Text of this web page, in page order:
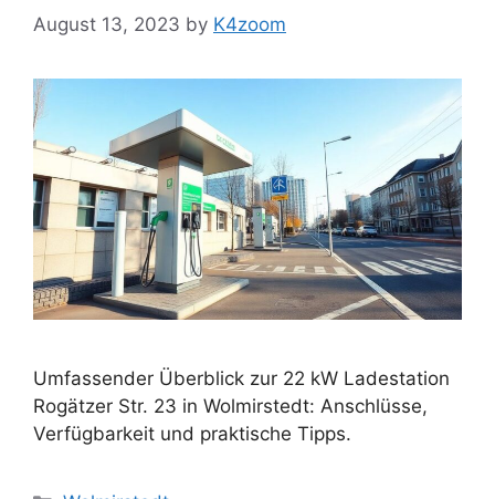
August 13, 2023 by K4zoom
Umfassender Überblick zur 22 kW Ladestation
Rogätzer Str. 23 in Wolmirstedt: Anschlüsse,
Verfügbarkeit und praktische Tipps.